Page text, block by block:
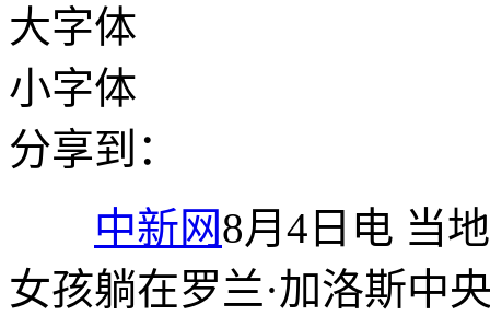
大字体
小字体
分享到：
中新网8月4日电 当
女孩躺在罗兰·加洛斯中